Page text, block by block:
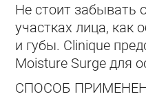
Не стоит забывать
участках лица, как
и губы. Clinique
Moisture Surge для
СПОСОБ